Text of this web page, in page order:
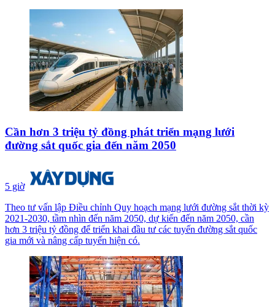
Cần hơn 3 triệu tỷ đồng phát triển mạng lưới
đường sắt quốc gia đến năm 2050
5 giờ
Theo tư vấn lập Điều chỉnh Quy hoạch mạng lưới đường sắt thời kỳ
2021-2030, tầm nhìn đến năm 2050, dự kiến đến năm 2050, cần
hơn 3 triệu tỷ đồng để triển khai đầu tư các tuyến đường sắt quốc
gia mới và nâng cấp tuyến hiện có.